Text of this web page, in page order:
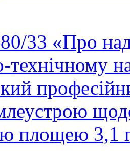
33 «Про
технічному
площею 3,1